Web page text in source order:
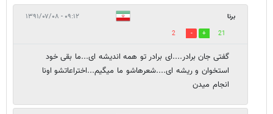
برنا ۰۹:۱۲ - ۱۳۹۱/۰۷/۰۸
21
2
گفتی جان برادر....ای برادر تو همه اندیشه ای...ما بقی خود
استخوان و ریشه ای....شعرهاشو ما میگیم...اختراعاتشو اونا
انجام میدن